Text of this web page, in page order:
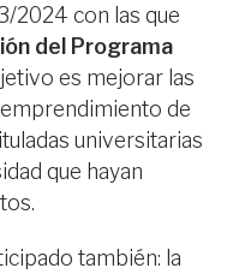
2024 con las que
del Programa
es mejorar las
de
universitarias
que hayan
también: la